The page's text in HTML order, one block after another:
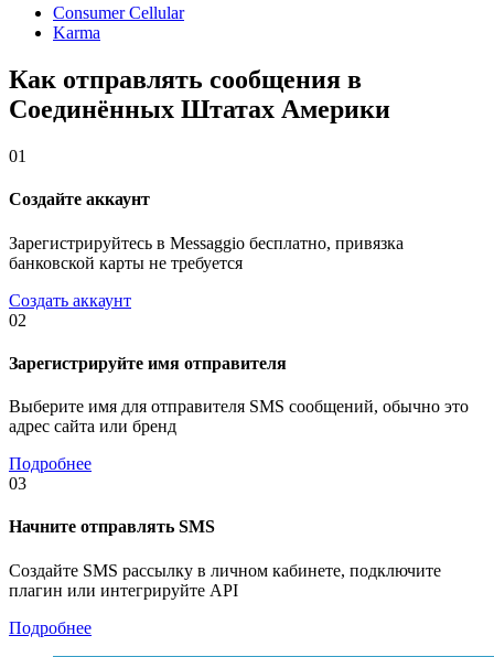
Consumer Cellular
Karma
Как отправлять сообщения в
Соединённых Штатах Америки
01
Создайте аккаунт
Зарегистрируйтесь в Messaggio бесплатно, привязка
банковской карты не требуется
Создать аккаунт
02
Зарегистрируйте имя отправителя
Выберите имя для отправителя SMS сообщений, обычно это
адрес сайта или бренд
Подробнее
03
Начните отправлять SMS
Создайте SMS рассылку в личном кабинете, подключите
плагин или интегрируйте API
Подробнее